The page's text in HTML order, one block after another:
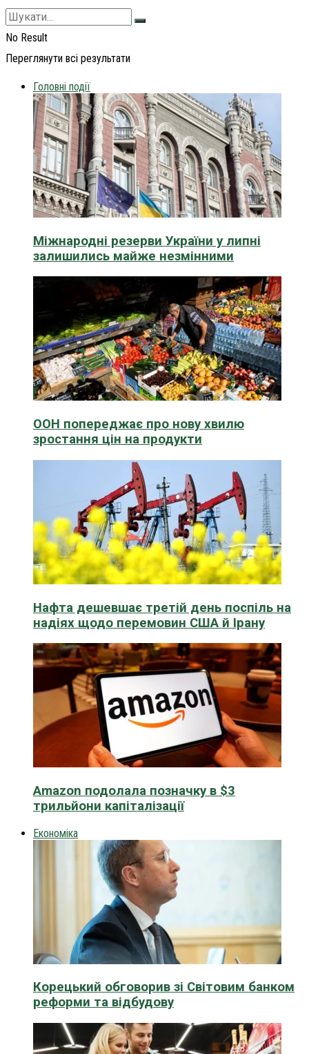
No Result
Переглянути всі результати
Головні події
Міжнародні резерви України у липні
залишились майже незмінними
ООН попереджає про нову хвилю
зростання цін на продукти
Нафта дешевшає третій день поспіль на
надіях щодо перемовин США й Ірану
Amazon подолала позначку в $3
трильйони капіталізації
Економіка
Корецький обговорив зі Світовим банком
реформи та відбудову